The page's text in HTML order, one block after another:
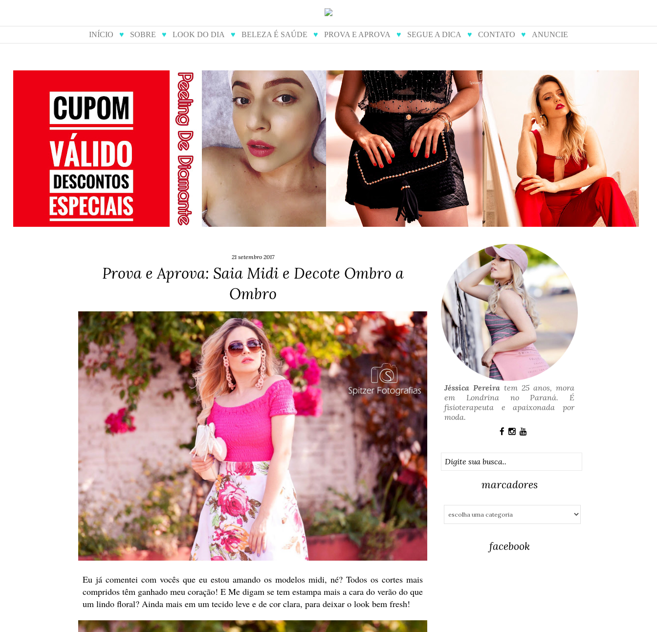
INÍCIO ♥ SOBRE ♥ LOOK DO DIA ♥ BELEZA É SAÚDE ♥ PROVA E APROVA ♥ SEGUE A DICA ♥ CONTATO ♥ ANUNCIE
cupom de desconto para
compras online
peeling de diamante - como é
feito
prova e aprova: dona julieta
bolsas artesanais
14 tendências do verão para
você arrasar nas festas de fim
de ano
21 setembro 2017
Prova e Aprova: Saia Midi e Decote Ombro a
Ombro
Eu já comentei com vocês que eu estou amando os modelos midi, né? Todos os cortes mais
compridos têm ganhado meu coração! E Me digam se tem estampa mais a cara do verão do que
um lindo floral? Ainda mais em um tecido leve e de cor clara, para deixar o look bem fresh!
Jéssica Pereira tem 25 anos, mora
em Londrina no Paraná. É
fisioterapeuta e apaixonada por
moda.
marcadores
facebook